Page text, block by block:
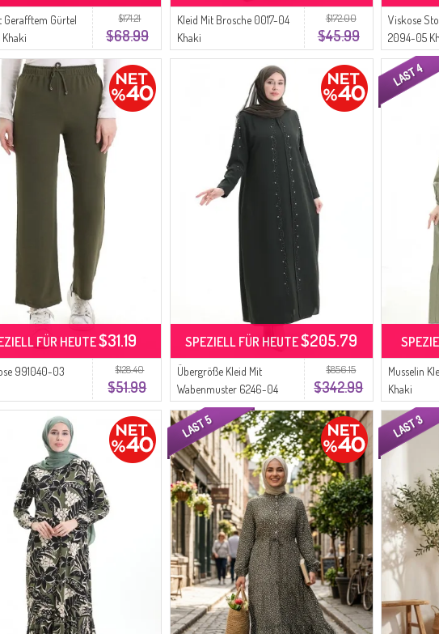
$171.21
$68.99
Gerafftem Gürtel
Khaki
$172.00
$45.99
Kleid Mit Brosche 0017-04
Khaki
Viskose
2094-05
$128.40
$51.99
991040-03
FÜR HEUTE$31.19
$856.15
$342.99
Übergröße Kleid Mit
Wabenmuster 6246-04
Khaki
SPEZIELL FÜR HEUTE$205.79
Musselin
Khaki